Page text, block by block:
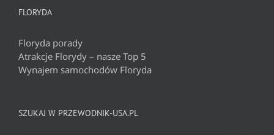
FLORYDA
Floryda porady
Atrakcje Florydy – nasze Top 5
Wynajem samochodów Floryda
SZUKAJ W PRZEWODNIK-USA.PL